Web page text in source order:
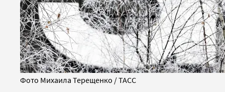
Фото Михаила Терещенко / ТАСС